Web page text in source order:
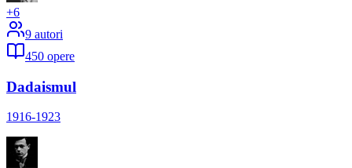
+6
9 autori
450 opere
Dadaismul
1916-1923